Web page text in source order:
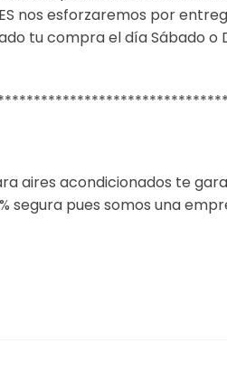
nos esforzaremos por
tu compra el día Sábado o
aires acondicionados te
segura pues somos una